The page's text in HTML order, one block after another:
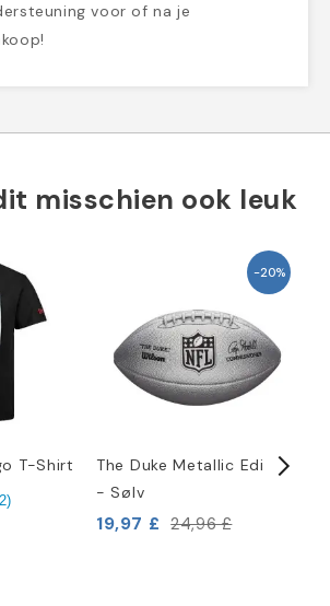
voor of na je
misschien ook leuk
T-Shirt
2)
-20%
The Duke Metallic Edition
- Sølv
19,97 £ 24,96 £